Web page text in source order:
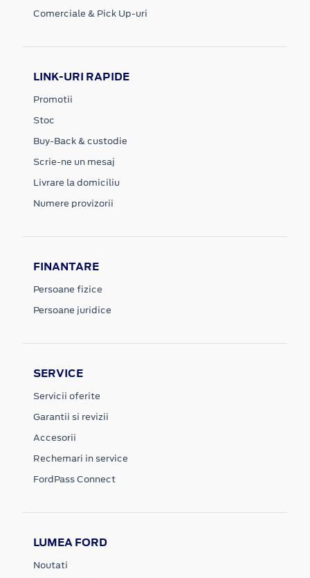
Comerciale & Pick Up-uri
LINK-URI RAPIDE
Promotii
Stoc
Buy-Back & custodie
Scrie-ne un mesaj
Livrare la domiciliu
Numere provizorii
FINANTARE
Persoane fizice
Persoane juridice
SERVICE
Servicii oferite
Garantii si revizii
Accesorii
Rechemari in service
FordPass Connect
LUMEA FORD
Noutati